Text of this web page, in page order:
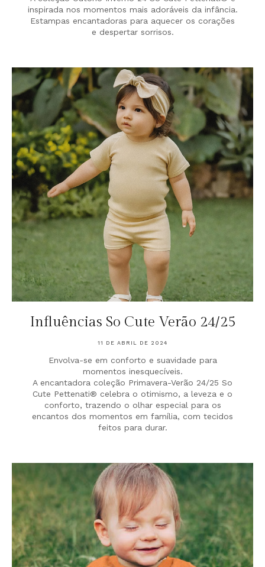
inspirada nos momentos mais adoráveis da infância.
Estampas encantadoras para aquecer os corações
e despertar sorrisos.
Influências So Cute Verão 24/25
11 DE ABRIL DE 2024
Envolva-se em conforto e suavidade para
momentos inesquecíveis.
A encantadora coleção Primavera-Verão 24/25 So
Cute Pettenati® celebra o otimismo, a leveza e o
conforto, trazendo o olhar especial para os
encantos dos momentos em família, com tecidos
feitos para durar.